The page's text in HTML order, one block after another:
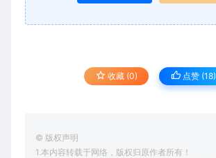
收藏 (0) 点赞 (18)
© 版权声明
1.本内容转载于网络，版权归原作者所有！